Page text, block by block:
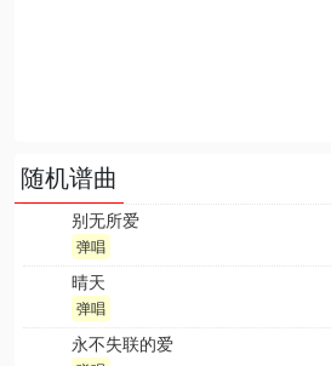
随机谱曲
别无所爱
弹唱
晴天
弹唱
永不失联的爱